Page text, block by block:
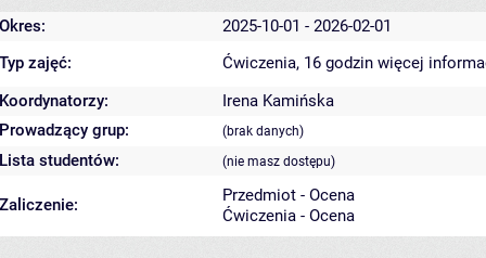
Okres:
2025-10-01 - 2026-02-01
Typ zajęć:
Ćwiczenia, 16 godzin więcej
Koordynatorzy:
Irena Kamińska
Prowadzący grup:
(brak danych)
Lista studentów: (nie masz dostępu)
Zaliczenie:
Przedmiot - Ocena
Ćwiczenia - Ocena